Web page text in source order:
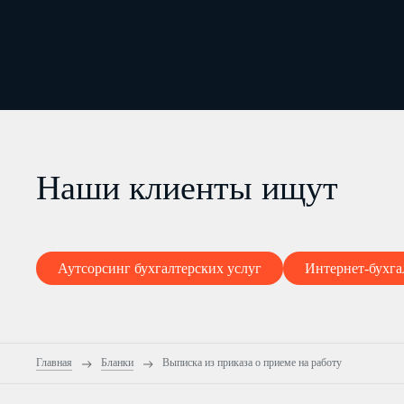
Наши клиенты ищут
Аутсорсинг бухгалтерских услуг Интернет-
Главная Бланки Выписка из приказа о приеме на работу